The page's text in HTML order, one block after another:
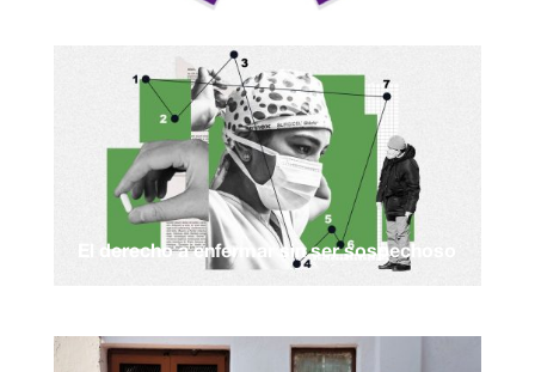
El derecho a enfermar sin ser sospechoso